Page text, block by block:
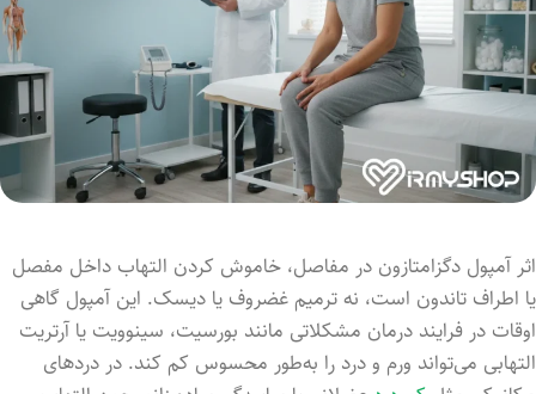
اثر آمپول دگزامتازون در مفاصل، خاموش کردن التهاب داخل مفصل
یا اطراف تاندون است، نه ترمیم غضروف یا دیسک. این آمپول گاهی
اوقات در فرایند درمان مشکلاتی مانند بورسیت، سینوویت یا آرتریت
التهابی می‌تواند ورم و درد را به‌طور محسوس کم کند. در دردهای